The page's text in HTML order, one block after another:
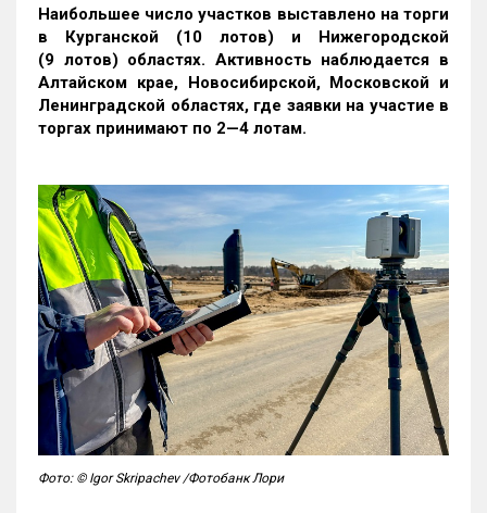
Наибольшее число участков выставлено на торги
в Курганской (10 лотов) и Нижегородской
(9 лотов) областях. Активность наблюдается в
Алтайском крае, Новосибирской, Московской и
Ленинградской областях, где заявки на участие в
торгах принимают по 2—4 лотам.
Фото: © Igor Skripachev /Фотобанк Лори